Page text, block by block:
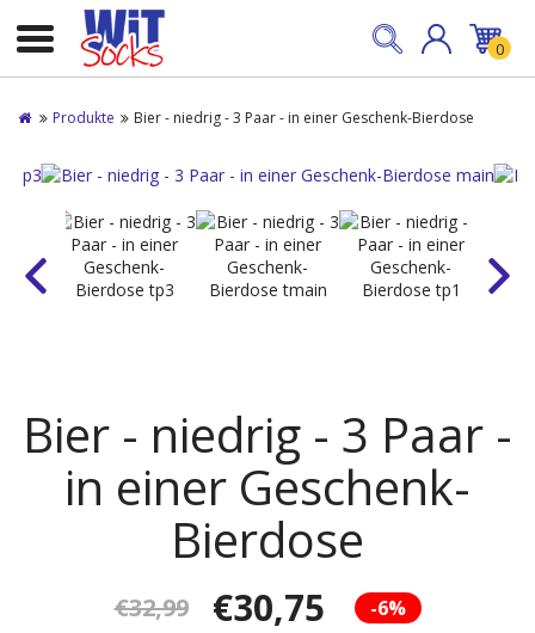
0
Produkte Bier - niedrig - 3 Paar - in einer Geschenk-Bierdose
Bier - niedrig - 3 Paar -
in einer Geschenk-
Bierdose
-6%
€32,99 €30,75